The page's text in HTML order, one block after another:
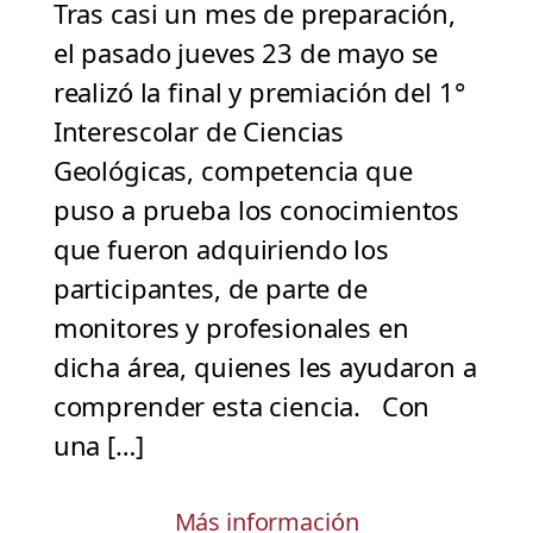
Tras casi un mes de preparación,
el pasado jueves 23 de mayo se
realizó la final y premiación del 1°
Interescolar de Ciencias
Geológicas, competencia que
puso a prueba los conocimientos
que fueron adquiriendo los
participantes, de parte de
monitores y profesionales en
dicha área, quienes les ayudaron a
comprender esta ciencia. Con
una […]
Más información